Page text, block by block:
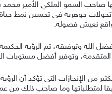
2030، التي أطلقها صاحب السمو
جوهرية في تحسين نمط حياة
نعيش فصوله.
الله وتوفيقه، ثم الرؤية
وتوفير أفضل مستويات
من الإنجازات التي تؤكد أن
لمتطلباتها وما صاحب ذلك من